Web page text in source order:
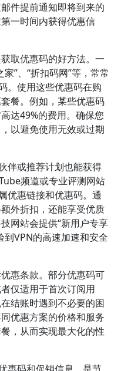
件提前通知即将到来的
一时间内获得优惠信
取优惠码的好方法。一
”、“折扣码网”等，常常
。使用这些优惠码在购
餐。例如，某些优惠码
达49%的费用。确保您
以避免使用无效或过期
伴或推荐计划也能获得
频道或专业评测网站
优惠链接和优惠码。通
外折扣，还能享受优质
网站会提供“新用户专享
到VPN的高速加速和安全
惠条款。部分优惠码可
仅适用于首次订阅用
结账时遇到不必要的困
优惠方案的价格和服务
，从而实现最大化的性